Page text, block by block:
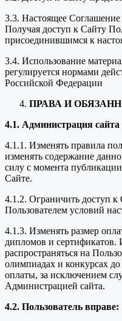
3.3. Настоящее Соглашение
Получая доступ к Сайту
присоединившимся к
3.4. Использование
регулируется нормами
Российской Федерации
ПРАВА И
4.1. Администрация сайта
4.1.1. Изменять правила
изменять содержание
силу с момента
Сайте.
4.1.2. Ограничить доступ
Пользователем условий
4.1.3. Изменять размер
дипломов и сертификатов.
распространяться на
олимпиадах и конкурсах
оплаты, за исключением
Администрацией сайта.
4.2. Пользователь вправе: